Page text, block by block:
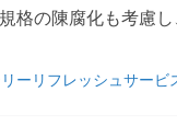
格の陳腐化も考慮し
ーリフレッシュサービ